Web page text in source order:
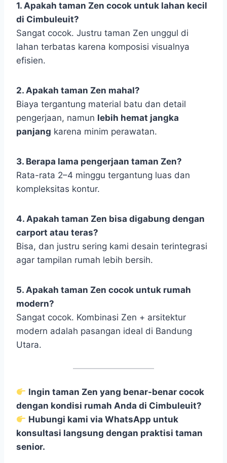
1. Apakah taman Zen cocok untuk lahan kecil
di Cimbuleuit?
Sangat cocok. Justru taman Zen unggul di
lahan terbatas karena komposisi visualnya
efisien.
2. Apakah taman Zen mahal?
Biaya tergantung material batu dan detail
pengerjaan, namun lebih hemat jangka
panjang karena minim perawatan.
3. Berapa lama pengerjaan taman Zen?
Rata-rata 2–4 minggu tergantung luas dan
kompleksitas kontur.
4. Apakah taman Zen bisa digabung dengan
carport atau teras?
Bisa, dan justru sering kami desain terintegrasi
agar tampilan rumah lebih bersih.
5. Apakah taman Zen cocok untuk rumah
modern?
Sangat cocok. Kombinasi Zen + arsitektur
modern adalah pasangan ideal di Bandung
Utara.
Ingin taman Zen yang benar-benar cocok
dengan kondisi rumah Anda di Cimbuleuit?
Hubungi kami via WhatsApp untuk
konsultasi langsung dengan praktisi taman
senior.